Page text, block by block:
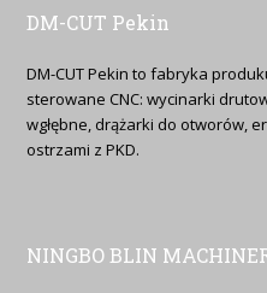
DM-CUT Pekin
DM-CUT Pekin to fabryka
sterowane CNC: wycinarki
wgłębne, drążarki do otworów,
ostrzami z PKD.
NINGBO BLIN